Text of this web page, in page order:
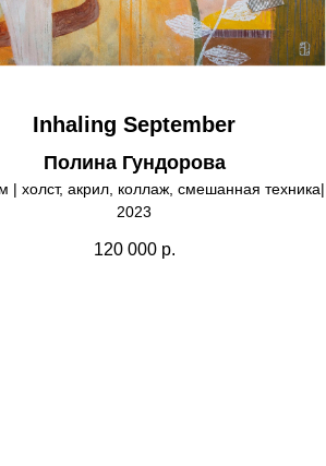
Inhaling September
Полина Гундорова
| холст, акрил, коллаж, смешанная техника|
2023
120 000 р.